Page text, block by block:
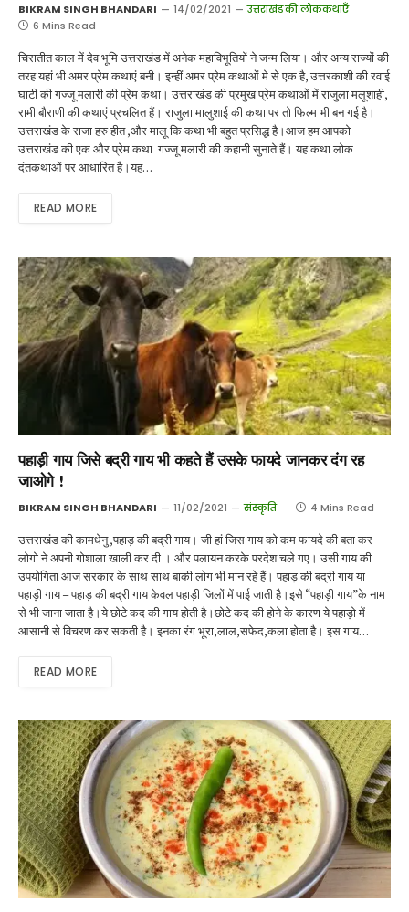
BIKRAM SINGH BHANDARI 14/02/2021
उत्तराखंड की लोककथाएँ
6 Mins Read
चिरातीत काल में देव भूमि उत्तराखंड में अनेक महाविभूतियों ने जन्म लिया। और अन्य राज्यों की
तरह यहां भी अमर प्रेम कथाएं बनी। इन्हीं अमर प्रेम कथाओं मे से एक है, उत्तरकाशी की रवाई
घाटी की गज्जू मलारी की प्रेम कथा। उत्तराखंड की प्रमुख प्रेम कथाओं में राजुला मलूशाही,
रामी बौराणी की कथाएं प्रचलित हैं। राजुला मालुशाई की कथा पर तो फिल्म भी बन गई है।
उत्तराखंड के राजा हरु हीत ,और मालू कि कथा भी बहुत प्रसिद्ध है।आज हम आपको
उत्तराखंड की एक और प्रेम कथा गज्जू मलारी की कहानी सुनाते हैं। यह कथा लोक
दंतकथाओं पर आधारित है।यह…
READ MORE
पहाड़ी गाय जिसे बद्री गाय भी कहते हैं उसके फायदे जानकर दंग रह
जाओगे !
BIKRAM SINGH BHANDARI 11/02/2021 संस्कृति 4 Mins Read
उत्तराखंड की कामधेनु ,पहाड़ की बद्री गाय। जी हां जिस गाय को कम फायदे की बता कर
लोगो ने अपनी गोशाला खाली कर दी । और पलायन करके परदेश चले गए। उसी गाय की
उपयोगिता आज सरकार के साथ साथ बाकी लोग भी मान रहे हैं। पहाड़ की बद्री गाय या
पहाड़ी गाय – पहाड़ की बद्री गाय केवल पहाड़ी जिलों में पाई जाती है।इसे “पहाड़ी गाय”के नाम
से भी जाना जाता है।ये छोटे कद की गाय होती है।छोटे कद की होने के कारण ये पहाड़ो में
आसानी से विचरण कर सकती है। इनका रंग भूरा,लाल,सफेद,कला होता है। इस गाय…
READ MORE